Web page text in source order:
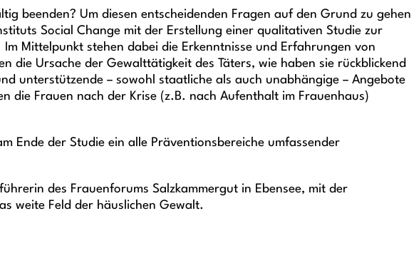
beenden? Um diesen entscheidenden Fragen auf den Grund zu gehen
Social Change mit der Erstellung einer qualitativen Studie zur
Mittelpunkt stehen dabei die Erkenntnisse und Erfahrungen von
Ursache der Gewalttätigkeit des Täters, wie haben sie rückblickend
unterstützende – sowohl staatliche als auch unabhängige – Angebote
die Frauen nach der Krise (z.B. nach Aufenthalt im Frauenhaus)
Ende der Studie ein alle Präventionsbereiche umfassender
des Frauenforums Salzkammergut in Ebensee, mit der
weite Feld der häuslichen Gewalt.